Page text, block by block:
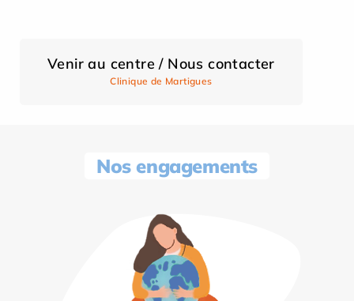
Venir au centre / Nous contacter
Clinique de Martigues
Nos engagements